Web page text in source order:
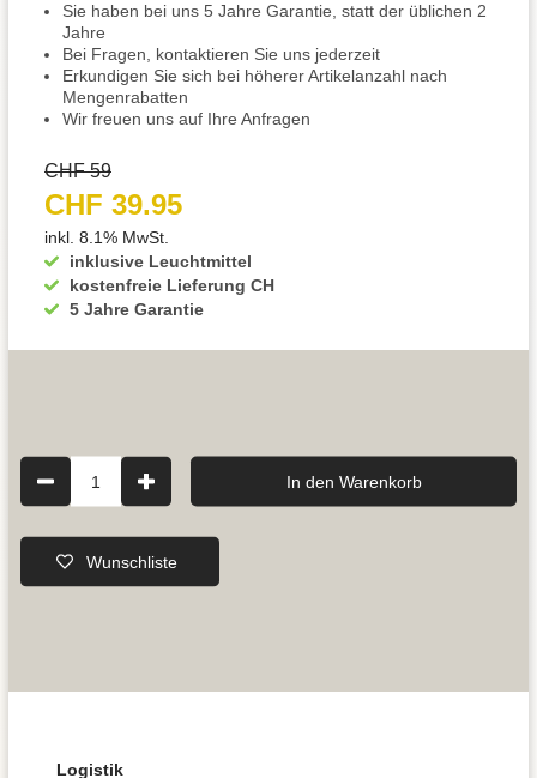
Sie haben bei uns 5 Jahre Garantie, statt der üblichen 2
Jahre
Bei Fragen, kontaktieren Sie uns jederzeit
Erkundigen Sie sich bei höherer Artikelanzahl nach
Mengenrabatten
Wir freuen uns auf Ihre Anfragen
inklusive Leuchtmittel
kostenfreie Lieferung CH
5 Jahre Garantie
CHF 59
CHF 39.95
inkl. 8.1% MwSt.
1 In den Warenkorb
Wunschliste
Logistik